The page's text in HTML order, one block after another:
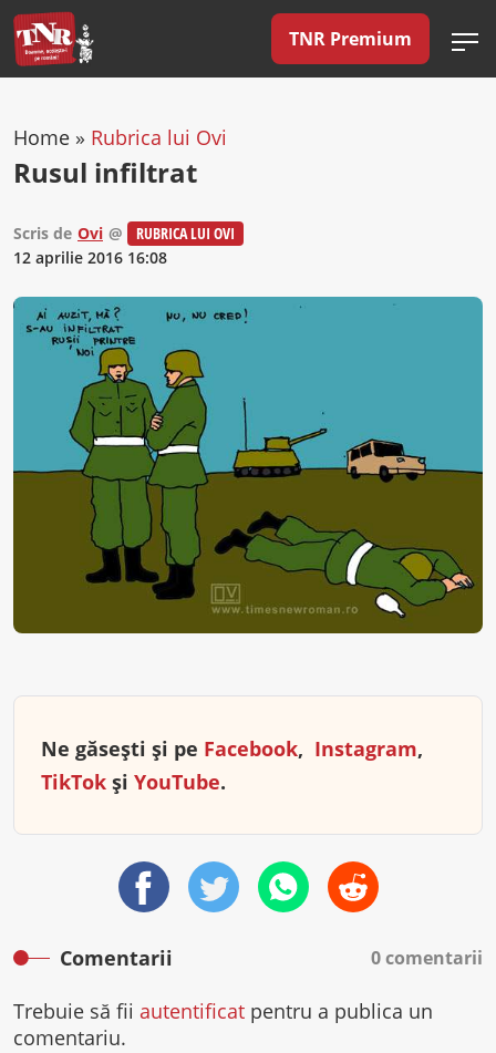
TNR Premium
Home » Rubrica lui Ovi
Rusul infiltrat
Scris de Ovi @
RUBRICA LUI OVI
12 aprilie 2016 16:08
Ne găsești și pe Facebook, Instagram,
TikTok și YouTube.
Comentarii 0 comentarii
Trebuie să fii autentificat pentru a publica un
comentariu.